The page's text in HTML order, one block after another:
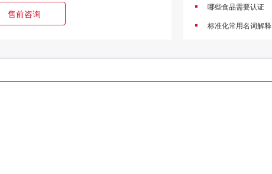
售前咨询
哪些食品需要认证
标准化常用名词解释